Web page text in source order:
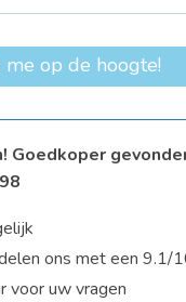
op de hoogte!
Goedkoper
ons met een 9.1/
voor uw vragen